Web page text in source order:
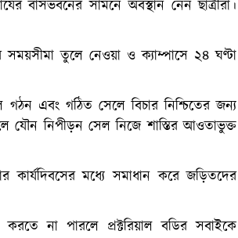
বাসভবনের সামনে অবস্থান নেন ছাত্রীরা।
সময়সীমা তুলে নেওয়া ও ক্যাম্পাসে ২৪ ঘণ্টা
এবং গঠিত সেলে বিচার নিশ্চিতের জন্য
যৌন নিপীড়ন সেল নিজে শাস্তির আওতাভুক্ত
মধ্যে সমাধান করে জড়িতদের
না পারলে প্রক্টরিয়াল বডির সবাইকে